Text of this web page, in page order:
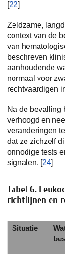
[22]
Zeldzame,
context van de
van
beschreven
aanhoudende
normaal voor
rechtvaardigen
Na de bevalling
verhoogd en
veranderingen
dat ze zichzelf
onnodige tests
signalen. [24]
Tabel 6.
richtlijnen en
Situatie